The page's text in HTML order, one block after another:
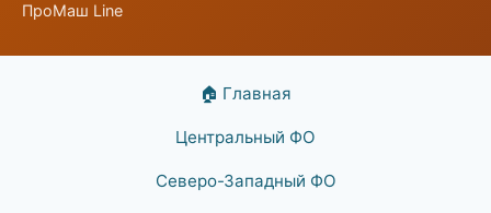
ПроМаш Line
🏠 Главная
Центральный ФО
Северо-Западный ФО